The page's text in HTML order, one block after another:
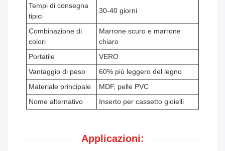
Tempi di consegna
tipici
30-40 giorni
Combinazione di
colori
Marrone scuro e marrone
chiaro
Portatile
VERO
Vantaggio di peso
60% più leggero del legno
Materiale principale
MDF, pelle PVC
Nome alternativo
Inserto per cassetto gioielli
Applicazioni: